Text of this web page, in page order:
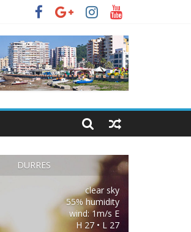
DURRES
clear sky
55% humidity
wind: 1m/s E
H 27 • L 27